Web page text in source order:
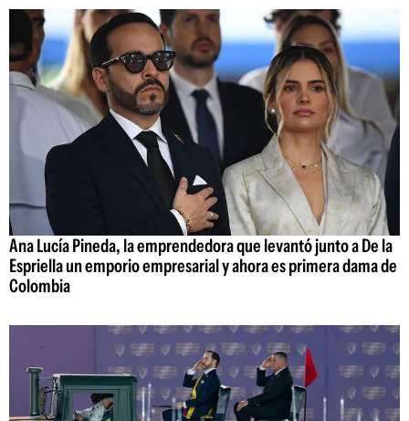
Ana Lucía Pineda, la emprendedora que levantó junto a De la
Espriella un emporio empresarial y ahora es primera dama de
Colombia